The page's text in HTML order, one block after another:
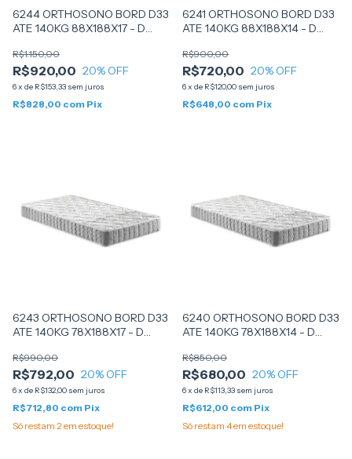
6244 ORTHOSONO BORD D33
ATE 140KG 88X188X17 - D
R$920,00
R$1.150,00
20% OFF
6x de R$153,33 sem juros
R$828,00 com Pix
6241 ORTHOSONO BORD D33
ATE 140KG 88X188X14 - D
R$720,00
R$900,00
20% OFF
6x de R$120,00 sem juros
R$648,00 com Pix
6243 ORTHOSONO BORD D33
ATE 140KG 78X188X17 - D
R$792,00
R$990,00
20% OFF
6x de R$132,00 sem juros
R$712,80 com Pix
Só restam 2 em estoque!
6240 ORTHOSONO BORD D33
ATE 140KG 78X188X14 - D
R$680,00
R$850,00
20% OFF
6x de R$113,33 sem juros
R$612,00 com Pix
Só restam 4em estoque!